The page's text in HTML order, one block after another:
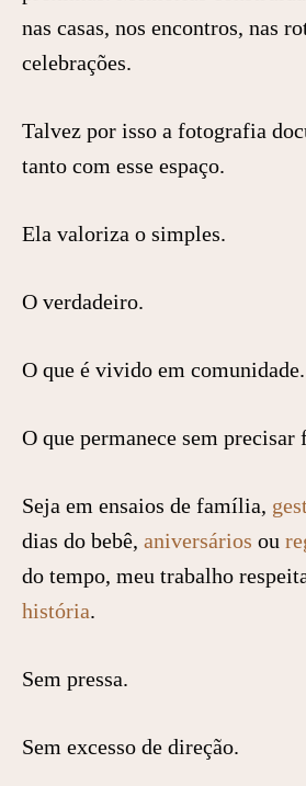
nas casas, nos encontros, nas
celebrações.
Talvez por isso a fotografia
tanto com esse espaço.
Ela valoriza o simples.
O verdadeiro.
O que é vivido em comunidade.
O que permanece sem precisar
Seja em ensaios de família,
dias do bebê, aniversários ou
do tempo, meu trabalho
história.
Sem pressa.
Sem excesso de direção.